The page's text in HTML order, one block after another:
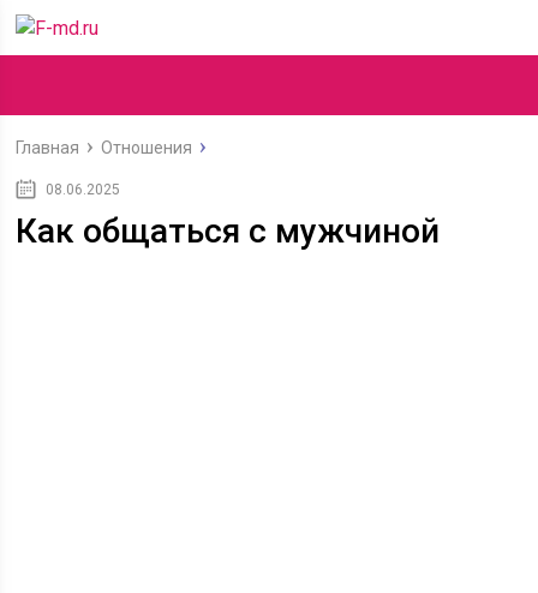
Главная Отношения
08.06.2025
Как общаться с мужчиной